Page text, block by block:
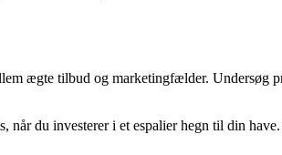
ægte tilbud og marketingfælder. Undersøg
du investerer i et espalier hegn til din